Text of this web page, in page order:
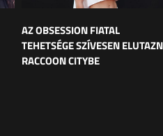
AZ OBSESSION FIATAL
TEHETSÉGE SZÍVESEN
RACCOON CITYBE